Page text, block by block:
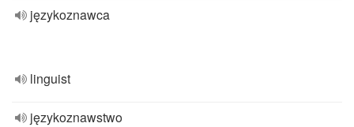
językoznawca
linguist
językoznawstwo